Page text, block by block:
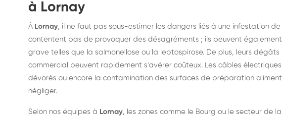
à Lornay
À Lornay, il ne faut pas sous-estimer les dangers liés à une infestation de
contentent pas de provoquer des désagréments ; ils peuvent
grave telles que la salmonellose ou la leptospirose. De plus, leurs
commercial peuvent rapidement s’avérer coûteux. Les câbles
dévorés ou encore la contamination des surfaces de préparation
négliger.
Selon nos équipes à Lornay, les zones comme le Bourg ou le secteur de